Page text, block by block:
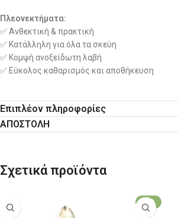
Πλεονεκτήματα:
✅ Ανθεκτική & πρακτική
✅ Κατάλληλη για όλα τα σκεύη
✅ Κομψή ανοξείδωτη λαβή
✅ Εύκολος καθαρισμός και αποθήκευση
Επιπλέον πληροφορίες
ΑΠΟΣΤΟΛΗ
Σχετικά προϊόντα
-30%